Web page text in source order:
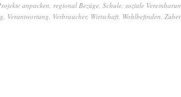
anpacken, regional Bezüge, Schule, soziale
, Verantwortung, Verbraucher, Wirtschaft, Wohlbefinden,